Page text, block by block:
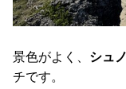
景色がよく、 シュ
チです。